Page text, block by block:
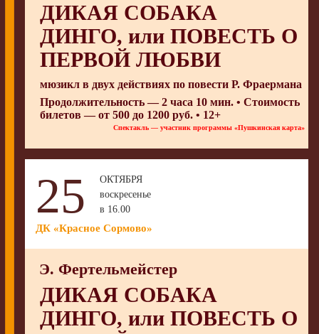
ДИКАЯ СОБАКА
ДИНГО, или ПОВЕСТЬ О
ПЕРВОЙ ЛЮБВИ
мюзикл в двух действиях по повести Р. Фраермана
Продолжительность — 2 часа 10 мин. • Стоимость
билетов — от 500 до 1200 руб. • 12+
Спектакль — участник программы «Пушкинская карта»
25
ОКТЯБРЯ
воскресенье
в 16.00
ДК «Красное Сормово»
Э. Фертельмейстер
ДИКАЯ СОБАКА
ДИНГО, или ПОВЕСТЬ О